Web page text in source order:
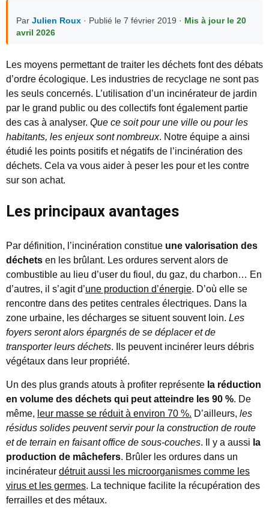
Par Julien Roux · Publié le 7 février 2019 · Mis à jour le 20
avril 2026
Les moyens permettant de traiter les déchets font des débats
d’ordre écologique. Les industries de recyclage ne sont pas
les seuls concernés. L’utilisation d’un incinérateur de jardin
par le grand public ou des collectifs font également partie
des cas à analyser. Que ce soit pour une ville ou pour les
habitants, les enjeux sont nombreux. Notre équipe a ainsi
étudié les points positifs et négatifs de l’incinération des
déchets. Cela va vous aider à peser les pour et les contre
sur son achat.
Les principaux avantages
Par définition, l’incinération constitue une valorisation des
déchets en les brûlant. Les ordures servent alors de
combustible au lieu d’user du fioul, du gaz, du charbon… En
d’autres, il s’agit d’une production d’énergie. D’où elle se
rencontre dans des petites centrales électriques. Dans la
zone urbaine, les décharges se situent souvent loin. Les
foyers seront alors épargnés de se déplacer et de
transporter leurs déchets. Ils peuvent incinérer leurs débris
végétaux dans leur propriété.
Un des plus grands atouts à profiter représente la réduction
en volume des déchets qui peut atteindre les 90 %. De
même, leur masse se réduit à environ 70 %. D’ailleurs, les
résidus solides peuvent servir pour la construction de route
et de terrain en faisant office de sous-couches. Il y a aussi la
production de mâchefers. Brûler les ordures dans un
incinérateur détruit aussi les microorganismes comme les
virus et les germes. La technique facilite la récupération des
ferrailles et des métaux.